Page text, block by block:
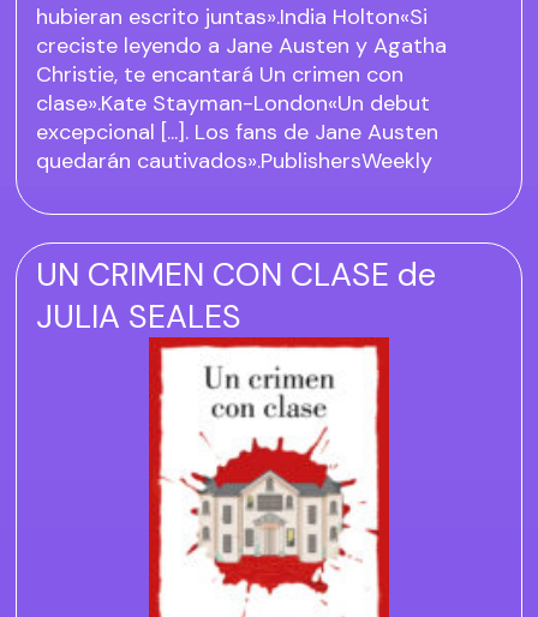
hubieran escrito juntas».India Holton«Si
creciste leyendo a Jane Austen y Agatha
Christie, te encantará Un crimen con
clase».Kate Stayman-London«Un debut
excepcional [...]. Los fans de Jane Austen
quedarán cautivados».PublishersWeekly
UN CRIMEN CON CLASE de
JULIA SEALES